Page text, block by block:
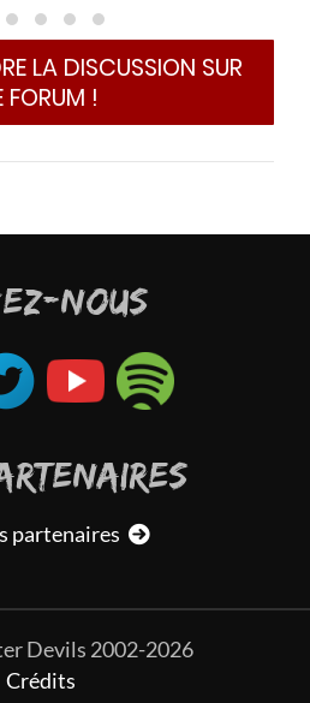
LA DISCUSSION SUR
FORUM !
NOUS
partenaires
Devils 2002-2026
Crédits